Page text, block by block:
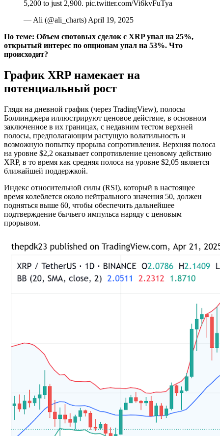
5,200 to just 2,900. pic.twitter.com/Vi6kvFuTya
— Ali (@ali_charts) April 19, 2025
По теме: Объем спотовых сделок с XRP упал на 25%,
открытый интерес по опционам упал на 53%. Что
происходит?
График XRP намекает на
потенциальный рост
Глядя на дневной график (через TradingView), полосы
Боллинджера иллюстрируют ценовое действие, в основном
заключенное в их границах, с недавним тестом верхней
полосы, предполагающим растущую волатильность и
возможную попытку прорыва сопротивления. Верхняя полоса
на уровне $2,2 оказывает сопротивление ценовому действию
XRP, в то время как средняя полоса на уровне $2,05 является
ближайшей поддержкой.
Индекс относительной силы (RSI), который в настоящее
время колеблется около нейтрального значения 50, должен
подняться выше 60, чтобы обеспечить дальнейшее
подтверждение бычьего импульса наряду с ценовым
прорывом.